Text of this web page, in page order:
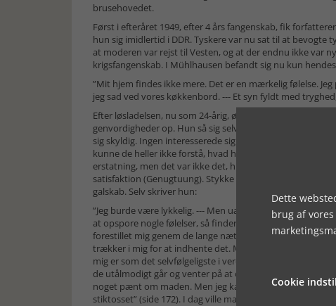
brusehovedet.
Først i efteråret 1949, efter 4 års fangenskab, fik
hun sig imidlertid i DDR. Tyskere var nu sat til at
at moderen var rejst til Vesten, og at der endnu ikke var
krigsfangenskab. I Mühlhausen befandt sig nu kun
”Mit hjem findes ikke mere. Det er en mærkelig følelse.
jeg sad ved vores køkkenbord. --- Et syn fyldt med
Efter løsladelsen, nu som 24-årig, ønskede Erika sig blot
genvordigheder op. Hun så sig selv som et monster,
sig skyldig. Ingen interesserede sig alvorligt for, hvad hun
kunne de heller ikke forstå, hvad hun i virkeligheden
erstatning, men det var ikke det, hun inderst inde søgte.
satisfaktion (Genugtuung). Stykke for stykke voksede en
galskab. Selv skriver hun:
”Jeg burde være lykkelig. --- Men uanset hvor intenst jeg
at opspore nogle følelser, så finder jeg intet. Jeg kan
forestillet mig genem de lange nætter på den ene eller
trækker i mig for at indhente det. Men jeg ved ikke rigtig,
mig er som det selvfølgeligste i verden lykkelige, kede af
de utålmodigt går og venter på at opleve, at jeg opfører
noget pænt om maden. Men jeg kan lige så lidt føle
stiktosset” (side 172). I dag ville man formodentlig sige,
Dette
brug af
Cookie